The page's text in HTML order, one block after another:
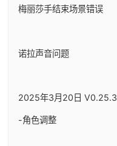
梅丽莎手结束场景错误
诺拉声音问题
2025年3月20日 V0.25.3
-角色调整